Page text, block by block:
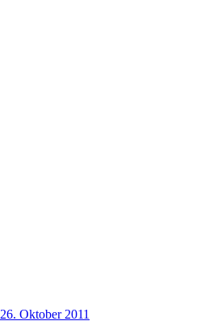
26. Oktober 2011